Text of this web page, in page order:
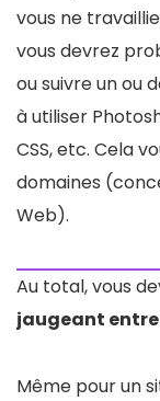
vous ne
vous devrez
ou suivre un ou
à utiliser
CSS, etc. Cela
domaines
Web).
Au total, vous
jaugeant
Même pour un